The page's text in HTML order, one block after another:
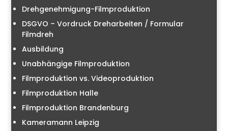
Drehgenehmigung-Filmproduktion
DSGVO – Vordruck Dreharbeiten / Formular
Filmdreh
Ausbildung
Unabhängige Filmproduktion
Filmproduktion vs. Videoproduktion
Filmproduktion Halle
Filmproduktion Brandenburg
Kameramann Leipzig